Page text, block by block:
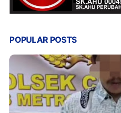
POPULAR POSTS